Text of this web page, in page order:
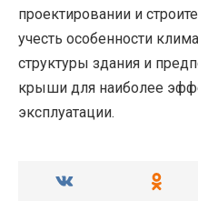
проектировании и
учесть особенности
структуры здания и
крыши для наиболее
эксплуатации.